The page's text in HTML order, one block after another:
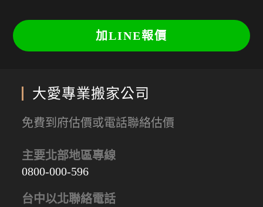
加LINE報價
大愛專業搬家公司
免費到府估價或電話聯絡估價
主要北部地區專線
0800-000-596
台中以北聯絡電話